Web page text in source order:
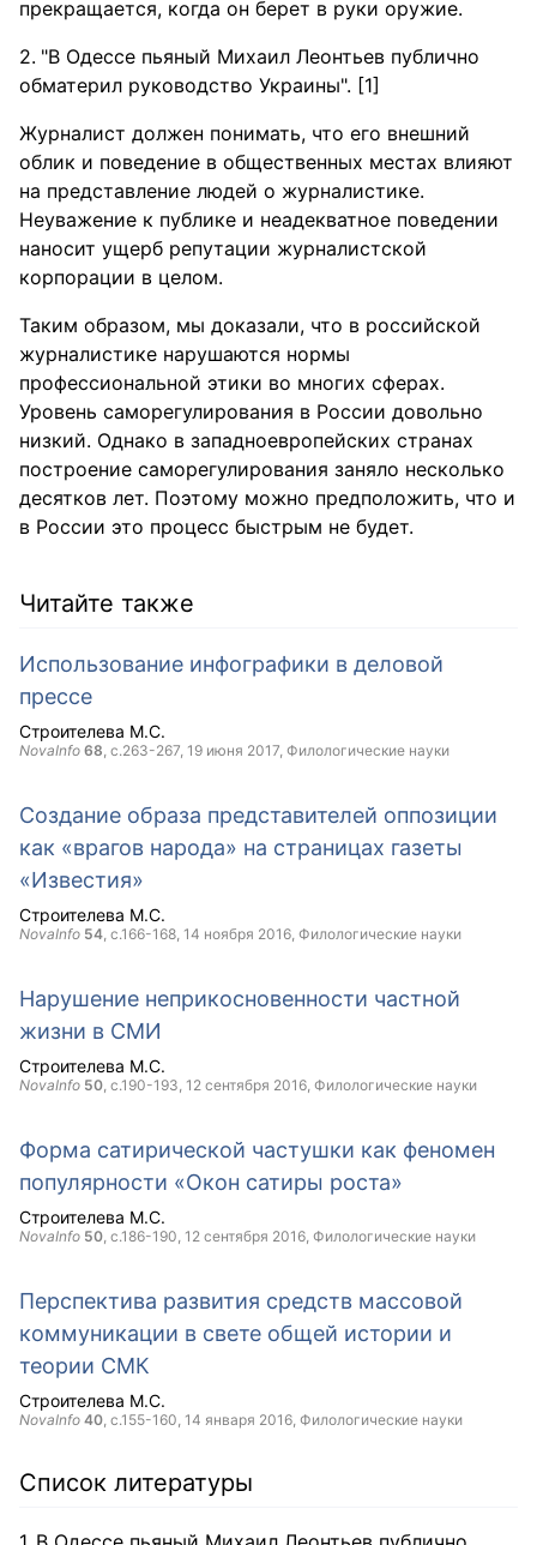
прекращается, когда он берет в руки оружие.
"В Одессе пьяный Михаил Леонтьев публично
обматерил руководство Украины". [1]
Журналист должен понимать, что его внешний
облик и поведение в общественных местах влияют
на представление людей о журналистике.
Неуважение к публике и неадекватное поведении
наносит ущерб репутации журналистской
корпорации в целом.
Таким образом, мы доказали, что в российской
журналистике нарушаются нормы
профессиональной этики во многих сферах.
Уровень саморегулирования в России довольно
низкий. Однако в западноевропейских странах
построение саморегулирования заняло несколько
десятков лет. Поэтому можно предположить, что и
в России это процесс быстрым не будет.
Читайте также
Использование инфографики в деловой
прессе
Строителева М.С.
NovaInfo 68, с.263-267, 19 июня 2017, Филологические науки
Создание образа представителей оппозиции
как «врагов народа» на страницах газеты
«Известия»
Строителева М.С.
NovaInfo 54, с.166-168, 14 ноября 2016, Филологические науки
Нарушение неприкосновенности частной
жизни в СМИ
Строителева М.С.
NovaInfo 50, с.190-193, 12 сентября 2016, Филологические науки
Форма сатирической частушки как феномен
популярности «Окон сатиры роста»
Строителева М.С.
NovaInfo 50, с.186-190, 12 сентября 2016, Филологические науки
Перспектива развития средств массовой
коммуникации в свете общей истории и
теории СМК
Строителева М.С.
NovaInfo 40, с.155-160, 14 января 2016, Филологические науки
Список литературы